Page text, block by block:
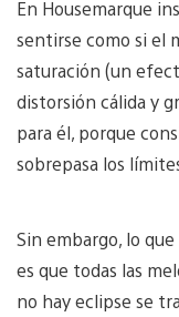
En Housemarque
sentirse como si el
saturación (un
distorsión cálida y
para él, porque
sobrepasa los
Sin embargo, lo
es que todas las
no hay eclipse se